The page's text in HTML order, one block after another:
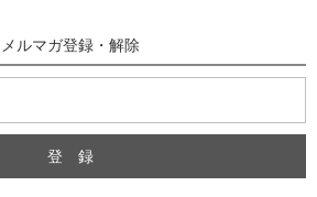
メルマガ登録・解除